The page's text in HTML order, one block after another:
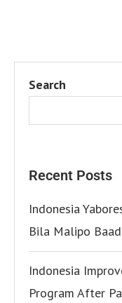
Search
Recent Posts
Indonesia
Bila Malipo
Indonesia
Program After